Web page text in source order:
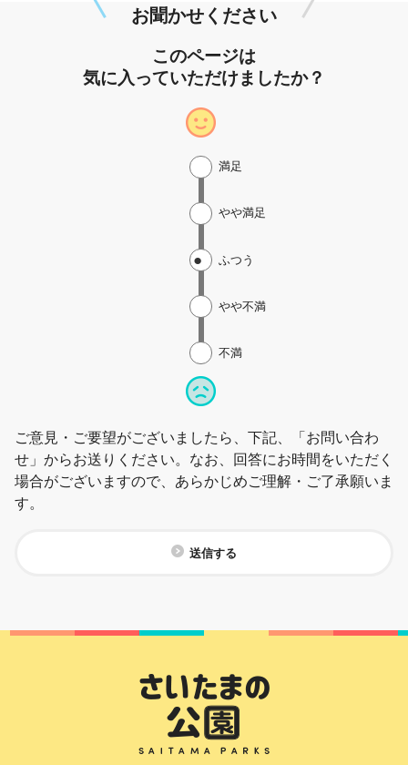
お聞かせください
このページは
気に入っていただけましたか？
不満
やや不満
ふつう
やや満足
満足
ご意見・ご要望がございましたら、下記、「お問い合わ
せ」からお送りください。なお、回答にお時間をいただく
場合がございますので、あらかじめご理解・ご了承願いま
す。
送信する